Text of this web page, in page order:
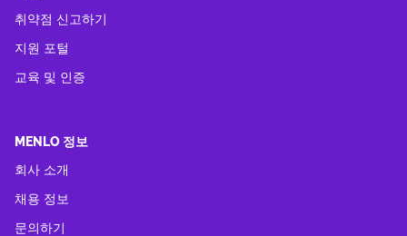
취약점 신고하기
지원 포털
교육 및 인증
MENLO 정보
회사 소개
채용 정보
문의하기